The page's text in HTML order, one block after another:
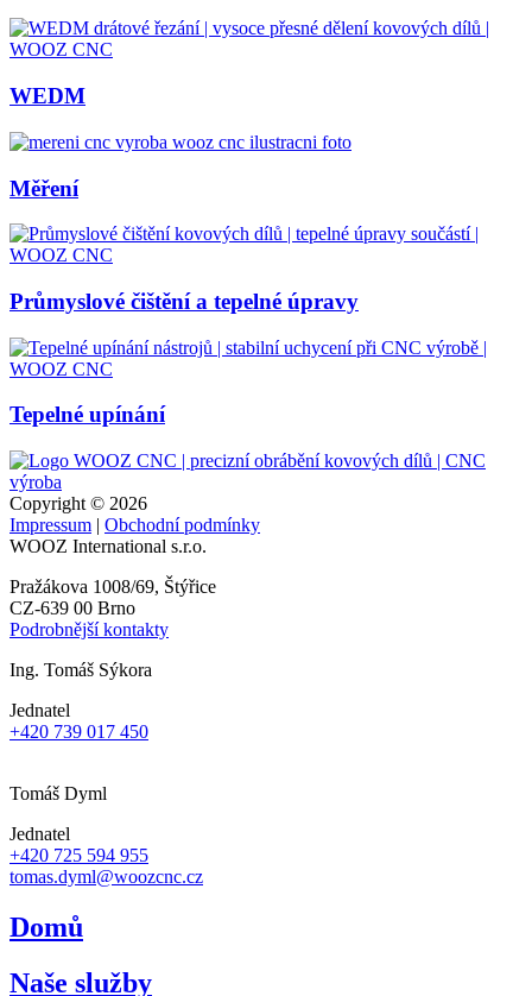
WEDM
Měření
Průmyslové čištění a tepelné úpravy
Tepelné upínání
Copyright © 2026
Impressum | Obchodní podmínky
WOOZ International s.r.o.
Pražákova 1008/69, Štýřice
CZ-639 00 Brno
Podrobnější kontakty
Ing. Tomáš Sýkora
Jednatel
+420 739 017 450
Tomáš Dyml
Jednatel
+420 725 594 955
tomas.dyml@woozcnc.cz
Domů
Naše služby